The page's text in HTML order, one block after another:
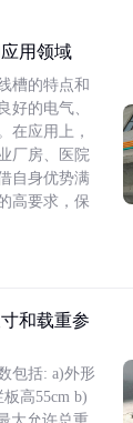
用领域
槽的特点和
好的电气、
在应用上，
厂房、医院
自身优势满
高要求，保
和载重参
包括: a)外形
高55cm b)